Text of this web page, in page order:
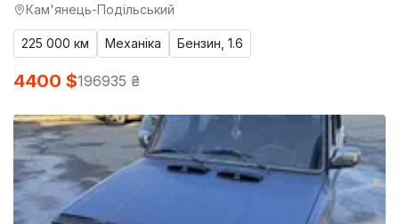
Кам'янець-Подільський
225 000 км Механіка Бензин, 1.6
4400 $196935 ₴